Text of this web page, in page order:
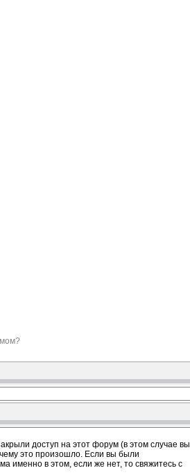
доступ на этот форум (в этом случае вы
это произошло. Если вы были
именно в этом, если же нет, то свяжитесь с